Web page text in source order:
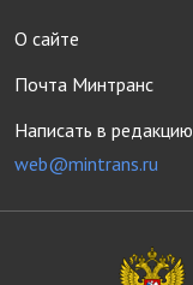
О сайте
Почта Минтранс
Написать в редакцию
web@mintrans.ru